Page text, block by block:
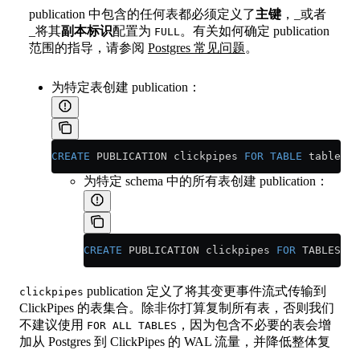
publication 中包含的任何表都必须定义了主键 ，_或者
_将其副本标识配置为 FULL。有关如何确定 publication
范围的指导，请参阅 Postgres 常见问题。
为特定表创建 publication：
CREATE PUBLICATION clickpipes FOR TABLE
为特定 schema 中的所有表创建 publication：
CREATE PUBLICATION clickpipes FOR TABLES
clickpipes publication 定义了将其变更事件流式传输到
ClickPipes 的表集合。除非你打算复制所有表，否则我们
不建议使用 FOR ALL TABLES ，因为包含不必要的表会增
加从 Postgres 到 ClickPipes 的 WAL 流量，并降低整体复